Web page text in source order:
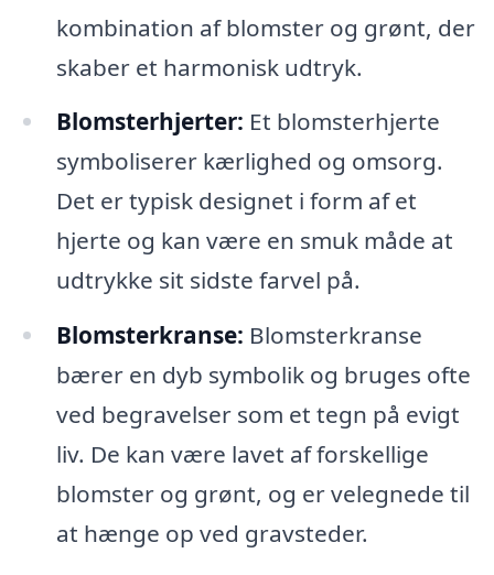
kombination af blomster og grønt, der
skaber et harmonisk udtryk.
Blomsterhjerter: Et blomsterhjerte
symboliserer kærlighed og omsorg.
Det er typisk designet i form af et
hjerte og kan være en smuk måde at
udtrykke sit sidste farvel på.
Blomsterkranse: Blomsterkranse
bærer en dyb symbolik og bruges ofte
ved begravelser som et tegn på evigt
liv. De kan være lavet af forskellige
blomster og grønt, og er velegnede til
at hænge op ved gravsteder.